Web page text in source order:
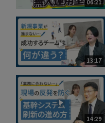
06:21
13:17
14:29